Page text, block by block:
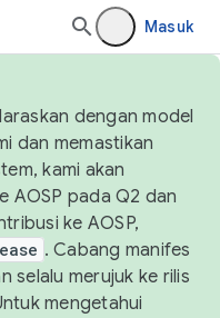
Masuk
dengan model
dan memastikan
kami akan
AOSP pada Q2 dan
ke AOSP,
. Cabang manifes
selalu merujuk ke rilis
mengetahui